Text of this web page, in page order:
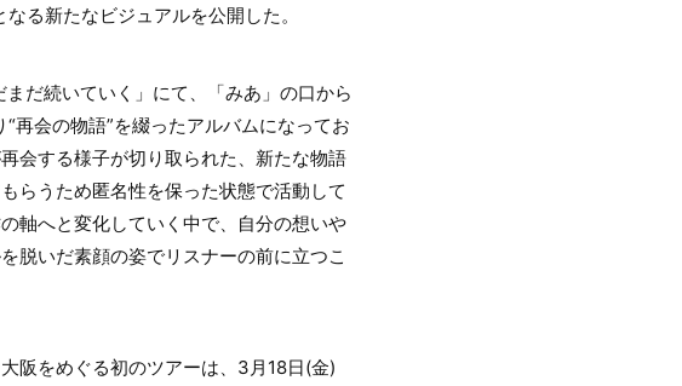
る新たなビジュアルを公開した。
だ続いていく」にて、「みあ」の口から
再会の物語”を綴ったアルバムになってお
会する様子が切り取られた、新たな物語
らうため匿名性を保った状態で活動して
軸へと変化していく中で、自分の想いや
脱いだ素顔の姿でリスナーの前に立つこ
阪をめぐる初のツアーは、3月18日(金)